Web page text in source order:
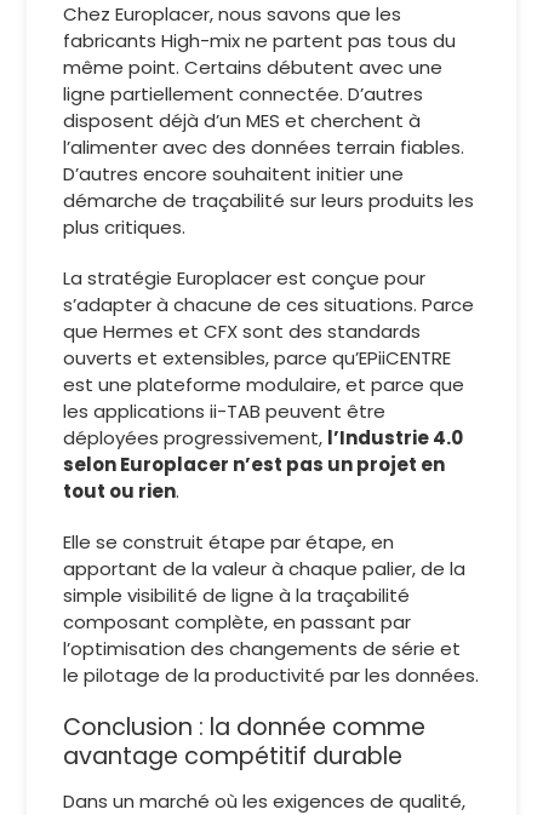
Chez Europlacer, nous savons que les
fabricants High-mix ne partent pas tous du
même point. Certains débutent avec une
ligne partiellement connectée. D’autres
disposent déjà d’un MES et cherchent à
l’alimenter avec des données terrain fiables.
D’autres encore souhaitent initier une
démarche de traçabilité sur leurs produits les
plus critiques.
La stratégie Europlacer est conçue pour
s’adapter à chacune de ces situations. Parce
que Hermes et CFX sont des standards
ouverts et extensibles, parce qu’EPiiCENTRE
est une plateforme modulaire, et parce que
les applications ii-TAB peuvent être
déployées progressivement, l’Industrie 4.0
selon Europlacer n’est pas un projet en
tout ou rien.
Elle se construit étape par étape, en
apportant de la valeur à chaque palier, de la
simple visibilité de ligne à la traçabilité
composant complète, en passant par
l’optimisation des changements de série et
le pilotage de la productivité par les données.
Conclusion : la donnée comme
avantage compétitif durable
Dans un marché où les exigences de qualité,